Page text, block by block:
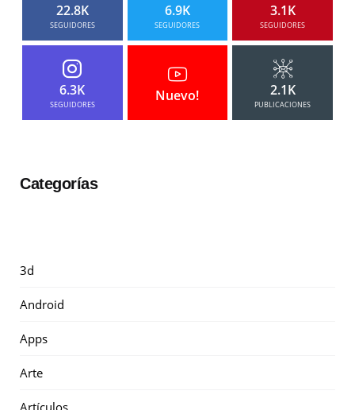
22.8K
SEGUIDORES
6.9K
SEGUIDORES
3.1K
SEGUIDORES
6.3K
SEGUIDORES
Nuevo! 2.1K
PUBLICACIONES
Categorías
3d
Android
Apps
Arte
Artículos